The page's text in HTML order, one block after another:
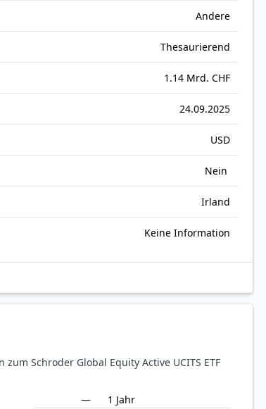
Andere
Thesaurierend
1.14 Mrd. CHF
24.09.2025
USD
Nein
Irland
Keine Information
Schroder Global Equity Active UCITS ETF
—
1 Jahr